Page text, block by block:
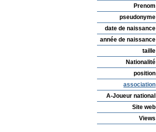
Prenom
pseudonyme
date de naissance
année de naissance
taille
Nationalité
position
association
A-Joueur national
Site web
Views